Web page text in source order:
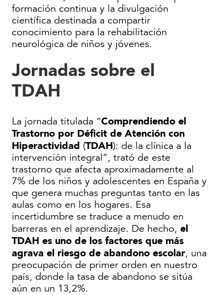
formación continua y la divulgación
científica destinada a compartir
conocimiento para la rehabilitación
neurológica de niños y jóvenes.
Jornadas sobre el
TDAH
La jornada titulada “Comprendiendo el
Trastorno por Déficit de Atención con
Hiperactividad (TDAH): de la clínica a la
intervención integral”, trató de este
trastorno que afecta aproximadamente al
7% de los niños y adolescentes en España y
que genera muchas preguntas tanto en las
aulas como en los hogares. Esa
incertidumbre se traduce a menudo en
barreras en el aprendizaje. De hecho, el
TDAH es uno de los factores que más
agrava el riesgo de abandono escolar, una
preocupación de primer orden en nuestro
país, donde la tasa de abandono se sitúa
aún en un 13,2%.